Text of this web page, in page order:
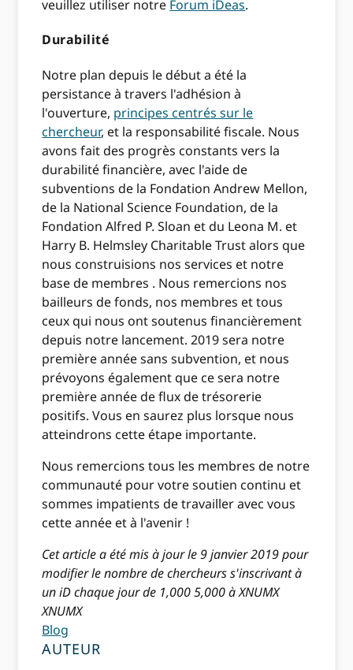
veuillez utiliser notre Forum iDeas.
Durabilité
Notre plan depuis le début a été la
persistance à travers l'adhésion à
l'ouverture, principes centrés sur le
chercheur, et la responsabilité fiscale. Nous
avons fait des progrès constants vers la
durabilité financière, avec l'aide de
subventions de la Fondation Andrew Mellon,
de la National Science Foundation, de la
Fondation Alfred P. Sloan et du Leona M. et
Harry B. Helmsley Charitable Trust alors que
nous construisions nos services et notre
base de membres . Nous remercions nos
bailleurs de fonds, nos membres et tous
ceux qui nous ont soutenus financièrement
depuis notre lancement. 2019 sera notre
première année sans subvention, et nous
prévoyons également que ce sera notre
première année de flux de trésorerie
positifs. Vous en saurez plus lorsque nous
atteindrons cette étape importante.
Nous remercions tous les membres de notre
communauté pour votre soutien continu et
sommes impatients de travailler avec vous
cette année et à l'avenir !
Cet article a été mis à jour le 9 janvier 2019 pour
modifier le nombre de chercheurs s'inscrivant à
un iD chaque jour de 1,000 5,000 à XNUMX
XNUMX
Blog
AUTEUR